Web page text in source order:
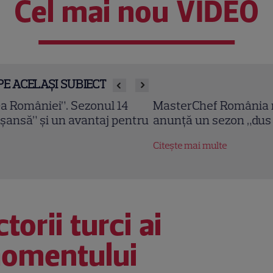
Cel mai nou VIDEO
ACELAȘI SUBIECT
România revine cu sezonul 11. Gina
un sezon „dus la un alt nivel”
turci ai